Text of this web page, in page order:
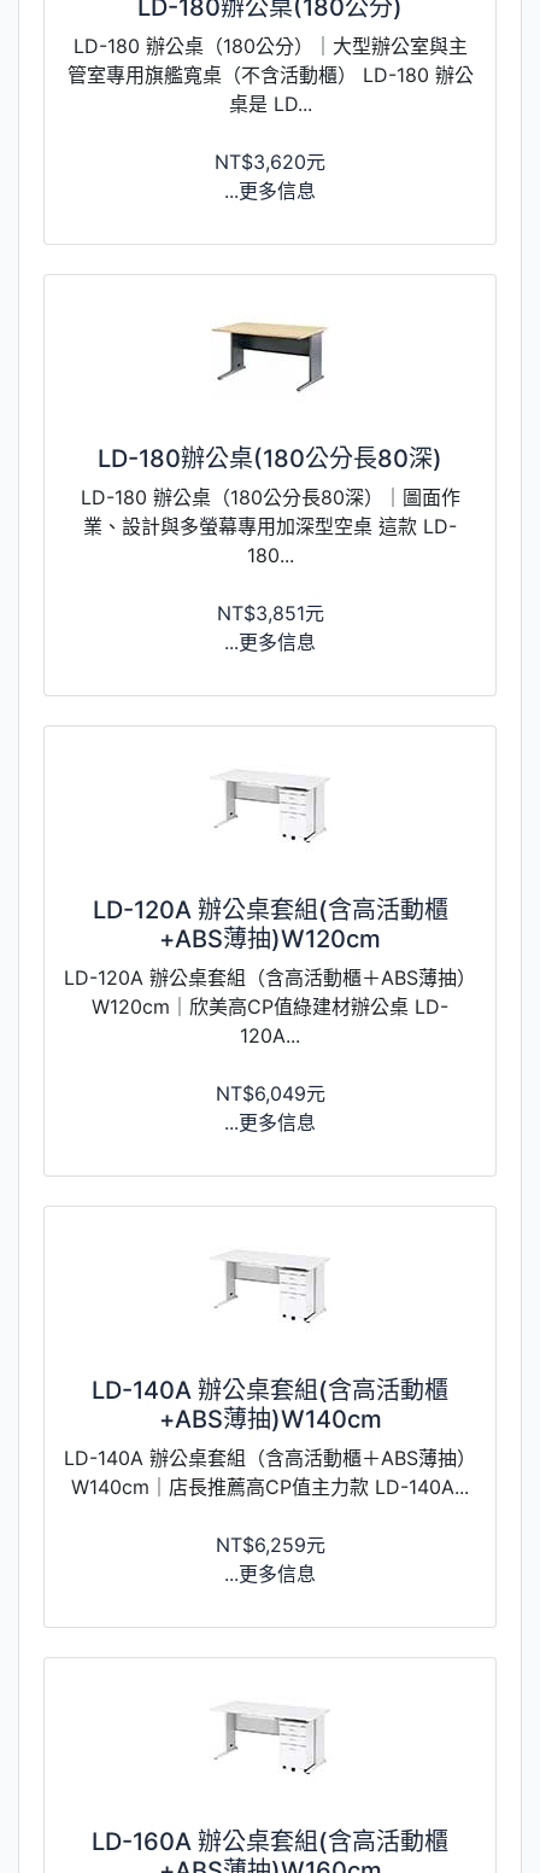
LD-180辦公桌(180公分)
LD-180 辦公桌（180公分）｜大型辦公室與主
管室專用旗艦寬桌（不含活動櫃） LD-180 辦公
桌是 LD...
NT$3,620元
...更多信息
LD-180辦公桌(180公分長80深)
LD-180 辦公桌（180公分長80深）｜圖面作
業、設計與多螢幕專用加深型空桌 這款 LD-
180...
NT$3,851元
...更多信息
LD-120A 辦公桌套組(含高活動櫃
+ABS薄抽)W120cm
LD-120A 辦公桌套組（含高活動櫃＋ABS薄抽）
W120cm｜欣美高CP值綠建材辦公桌 LD-
120A...
NT$6,049元
...更多信息
LD-140A 辦公桌套組(含高活動櫃
+ABS薄抽)W140cm
LD-140A 辦公桌套組（含高活動櫃＋ABS薄抽）
W140cm｜店長推薦高CP值主力款 LD-140A...
NT$6,259元
...更多信息
LD-160A 辦公桌套組(含高活動櫃